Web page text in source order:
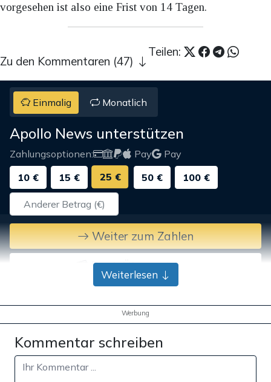
vorgesehen ist also eine Frist von 14 Tagen.
Teilen:
Zu den Kommentaren (47)
Einmalig Monatlich
Apollo News unterstützen
Zahlungsoptionen: Pay
Pay
10 €
15 € 25 € 50 € 100 €
Weiter zum Zahlen
Bank-Überweisung
Weiterlesen
Werbung
Kommentar schreiben